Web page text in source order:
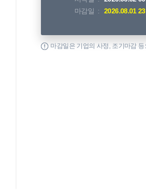
마감일
2026.08.01
마감일은 기업의 사정, 조기마감